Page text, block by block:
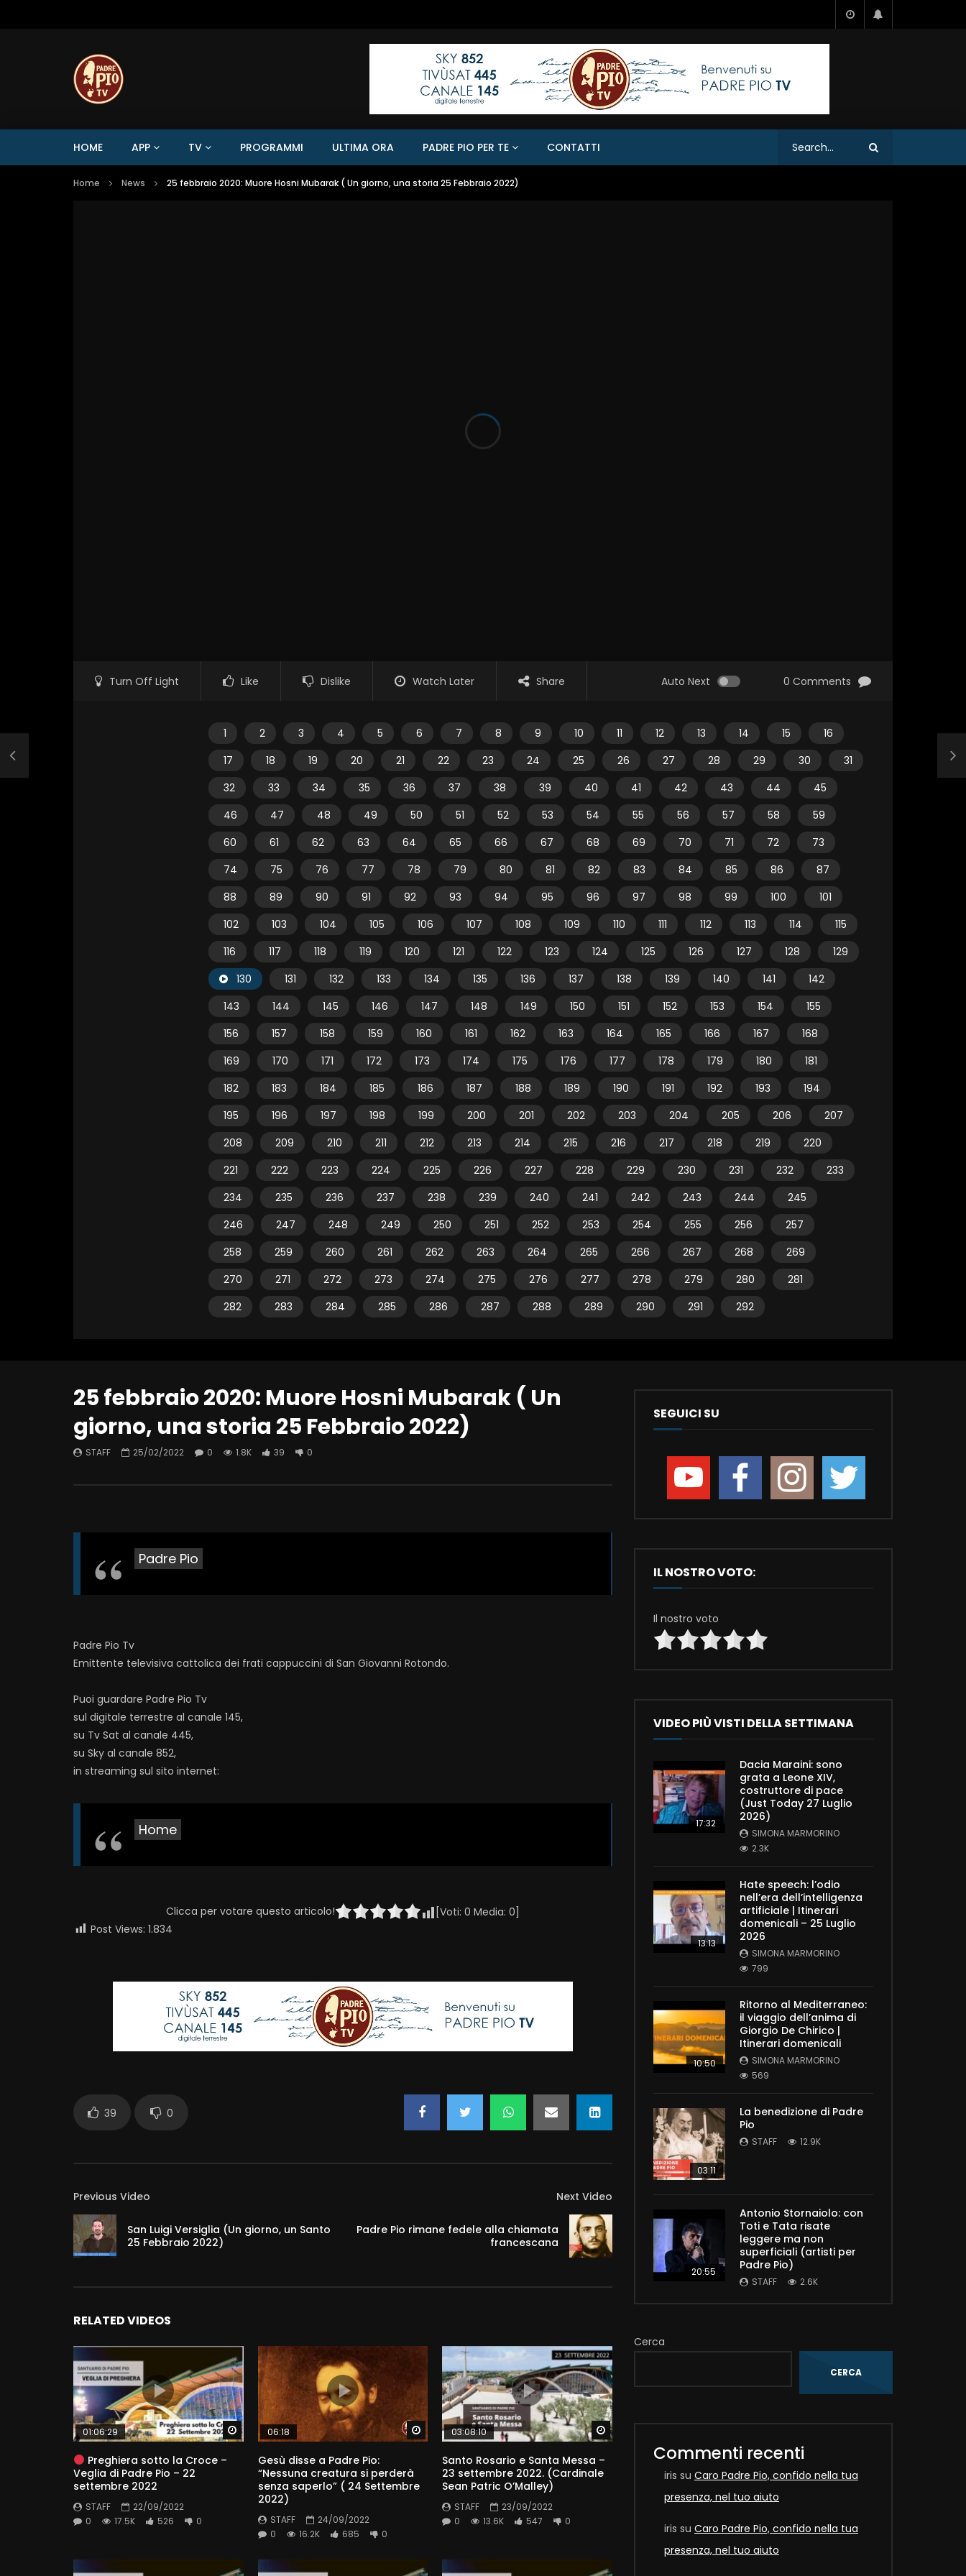
HOME APP TV PROGRAMMI ULTIMA ORA PADRE PIO PER TE CONTATTI
Home News 25 febbraio 2020: Muore Hosni Mubarak ( Un giorno, una storia 25 Febbraio 2022)
Turn Off Light Like Dislike Watch Later Share Auto Next 0 Comments
1 2 3 4 5 6 7 8 9 10 11 12 13 14 15
16
17
18 19 20 21 22 23 24 25 26 27 28 29 30
31
32
33 34 35 36 37 38 39 40 41 42 43 44
45
46
47 48 49 50 51 52 53 54 55 56 57 58
59
60
61 62 63 64 65 66 67 68 69 70 71 72
73
74
75 76 77 78 79 80 81 82 83 84 85 86
87
88
89 90 91 92 93 94 95 96 97 98 99 100
101
102
103 104 105 106 107 108 109 110 111 112 113 114
115
116
117 118 119 120 121 122 123 124 125 126 127 128
129
130
131 132 133 134 135 136 137 138 139 140 141
142
143
144 145 146 147 148 149 150 151 152 153 154
155
156
157 158 159 160 161 162 163 164 165 166 167
168
169
170 171 172 173 174 175 176 177 178 179 180
181
182
183 184 185 186 187 188 189 190 191 192 193
194
195
196 197 198 199 200 201 202 203 204 205 206
207
208
209 210 211 212 213 214 215 216 217 218 219
220
221
222 223 224 225 226 227 228 229 230 231 232
233
234
235 236 237 238 239 240 241 242 243 244
245
246
247 248 249 250 251 252 253 254 255 256
257
258
259 260 261 262 263 264 265 266 267 268
269
270
271 272 273 274 275 276 277 278 279 280
281
282
283 284 285 286 287 288 289 290 291 292
25 febbraio 2020: Muore Hosni Mubarak ( Un
giorno, una storia 25 Febbraio 2022)
STAFF 25/02/2022 0 1.8K 39 0
Padre Pio
Padre Pio Tv
Emittente televisiva cattolica dei frati cappuccini di San Giovanni Rotondo.
Puoi guardare Padre Pio Tv
sul digitale terrestre al canale 145,
su Tv Sat al canale 445,
su Sky al canale 852,
in streaming sul sito internet:
Home
Clicca per votare questo articolo! [Voti: 0 Media: 0
Post Views: 1.834
39 0
Previous Video
San Luigi Versiglia (Un giorno, un Santo
25 Febbraio 2022)
Next Video
Padre Pio rimane fedele alla chiamata
francescana
RELATED VIDEOS
Watch Later
01:06:29
Preghiera sotto la Croce –
Veglia di Padre Pio – 22
settembre 2022
STAFF
22/09/2022
0
17.5K 526 0
Watch Later
06:18
Gesù disse a Padre Pio:
“Nessuna creatura si perderà
senza saperlo” ( 24 Settembre
2022)
STAFF
24/09/2022
0
16.2K 685 0
Watch Later
03:08:10
Santo Rosario e Santa Messa –
23 settembre 2022. (Cardinale
Sean Patric O’Malley)
STAFF
23/09/2022
0
13.6K 547 0
SEGUICI SU
IL NOSTRO VOTO:
Il nostro voto
VIDEO PIÙ VISTI DELLA SETTIMANA
17:32
Dacia Maraini: sono
grata a Leone XIV,
costruttore di pace
(Just Today 27 Luglio
2026)
SIMONA MARMORINO
2.3K
13:13
Hate speech: l’odio
nell’era dell’intelligenza
artificiale | Itinerari
domenicali – 25 Luglio
2026
SIMONA MARMORINO
799
10:50
Ritorno al Mediterraneo:
il viaggio dell’anima di
Giorgio De Chirico |
Itinerari domenicali
SIMONA MARMORINO
569
03:11
La benedizione di Padre
Pio
STAFF 12.9K
20:55
Antonio Stornaiolo: con
Toti e Tata risate
leggere ma non
superficiali (artisti per
Padre Pio)
STAFF 2.6K
Cerca
CERCA
Commenti recenti
iris su Caro Padre Pio, confido nella tua
presenza, nel tuo aiuto
iris su Caro Padre Pio, confido nella tua
presenza, nel tuo aiuto